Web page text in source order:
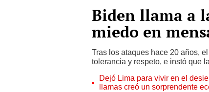
Biden llama a
miedo en
Tras los ataques hace 20 años,
tolerancia y respeto, e instó que
Dejó Lima para vivir en el
llamas creó un sorprendente